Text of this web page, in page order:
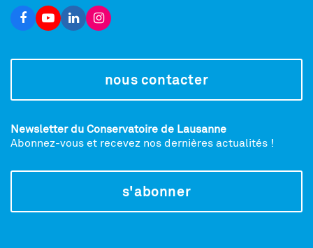
nous contacter
Newsletter du Conservatoire de Lausanne
Abonnez-vous et recevez nos dernières actualités !
s'abonner